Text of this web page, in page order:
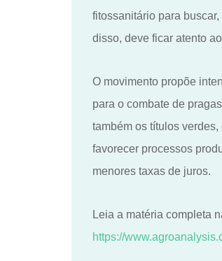
fitossanitário para
disso, deve ficar atento
O movimento propõe
para o combate de
também os títulos verdes,
favorecer processos
menores taxas de juros.
Leia a matéria completa
https://